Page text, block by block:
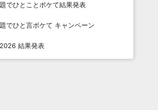
でひとことボケて結果発表
でひと言ボケて キャンペーン
結果発表